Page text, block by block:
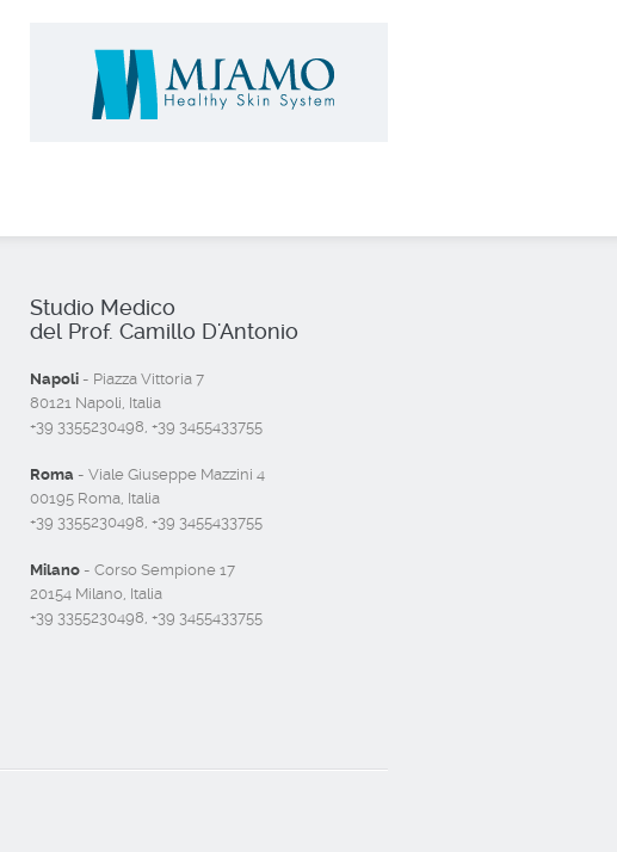
Studio Medico
del Prof. Camillo D'Antonio
Napoli- Piazza Vittoria 7
80121 Napoli, Italia
+39 3355230498, +39 3455433755
Roma - Viale Giuseppe Mazzini 4
00195 Roma, Italia
+39 3355230498, +39 3455433755
Milano- Corso Sempione 17
20154 Milano, Italia
+39 3355230498, +39 3455433755